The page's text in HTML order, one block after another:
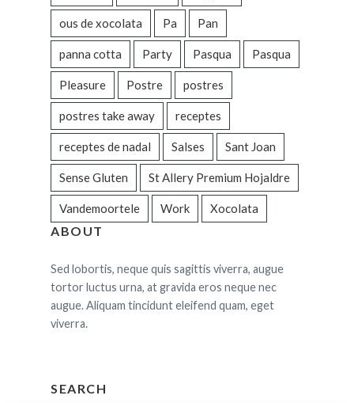
ous de xocolata Pa Pan
panna cotta Party Pasqua Pasqua
Pleasure Postre postres
postres take away receptes
receptes de nadal Salses Sant Joan
Sense Gluten St Allery Premium Hojaldre
Vandemoortele Work Xocolata
ABOUT
Sed lobortis, neque quis sagittis viverra, augue
tortor luctus urna, at gravida eros neque nec
augue. Aliquam tincidunt eleifend quam, eget
viverra.
SEARCH